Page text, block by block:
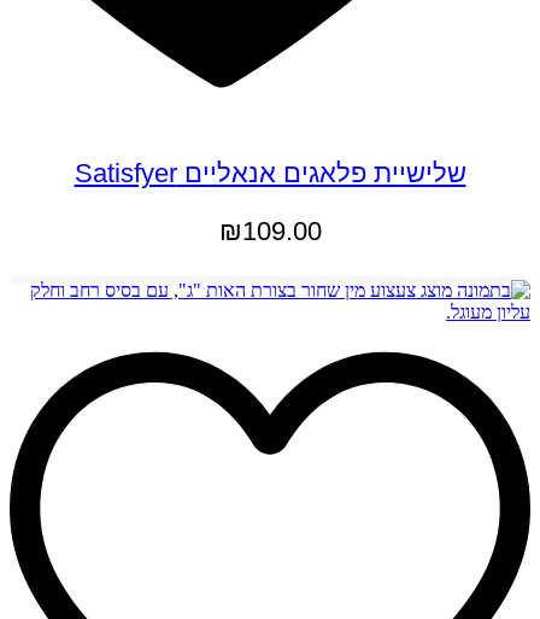
שלישיית פלאגים אנאליים Satisfyer
₪109.00